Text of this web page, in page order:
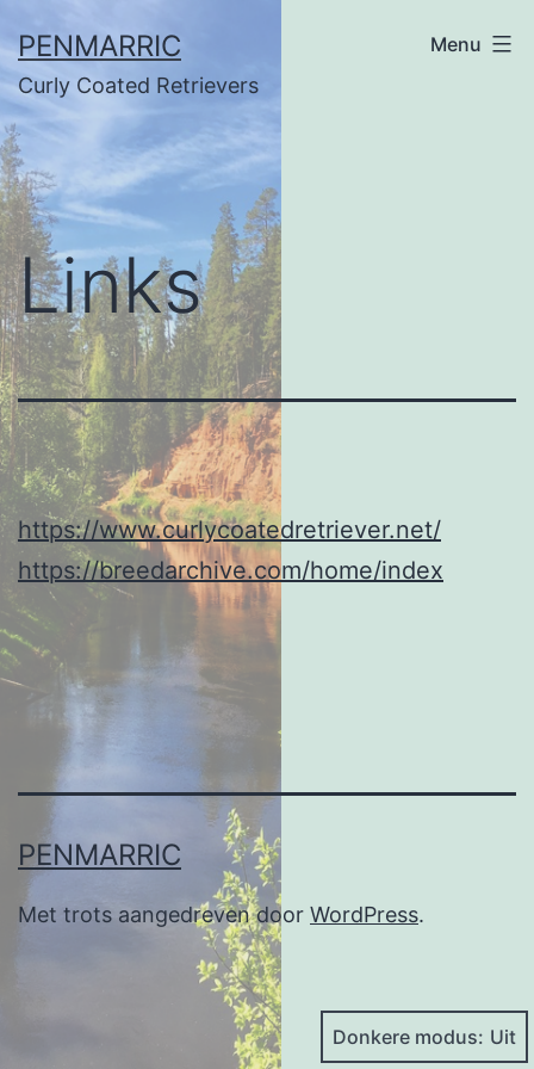
naar
de
inhoud
PENMARRIC
Curly Coated Retrievers
Menu
Links
https://www.curlycoatedretriever.net/
https://breedarchive.com/home/index
PENMARRIC
Met trots aangedreven door WordPress.
Donkere modus: